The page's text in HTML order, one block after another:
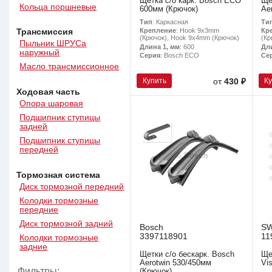
Кольца поршневые
Трансмиссия
Пыльник ШРУСа
наружный
Масло трансмиссионное
Ходовая часть
Опора шаровая
Подшипник ступицы
задней
Подшипник ступицы
передней
Тормозная система
Диск тормозной передний
Колодки тормозные
передние
Диск тормозной задний
Колодки тормозные
задние
600мм (Крючок)
Тип: Каркасная
Крепление: Hook 9x3mm
(Крючок), Hook 9x4mm (Крючок)
Длина 1, мм: 600
Серия: Bosch ECO
Купить от430 ₽
Bosch
3397118901
Щетки с/о бескарк. Bosch
Aerotwin 530/450мм